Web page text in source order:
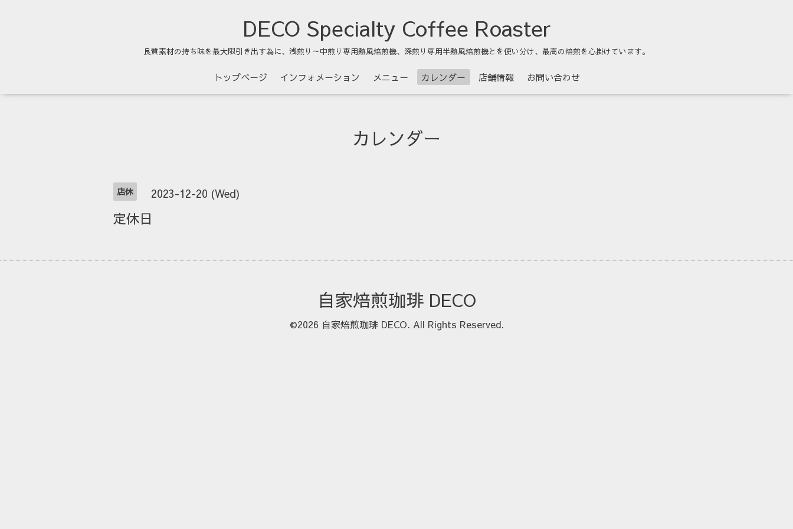
DECO Specialty Coffee Roaster
良質素材の持ち味を最大限引き出す為に、浅煎り～中煎り専用熱風焙煎機、深煎り専用半熱風焙煎機とを使い分け、最高の焙煎を心掛けています。
トップページ インフォメーション メニュー カレンダー 店舗情報 お問い合わせ
カレンダー
店休 2023-12-20 (Wed)
定休日
自家焙煎珈琲 DECO
©2026 自家焙煎珈琲 DECO. All Rights Reserved.